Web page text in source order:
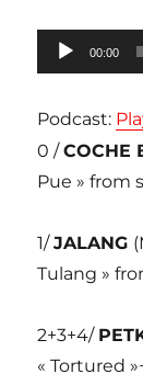
Lecteur
audio
00:00
Podcast:
0 /COCHE
Pue » from
1/JALANG
Tulang »
2+3+4/
« Tortured